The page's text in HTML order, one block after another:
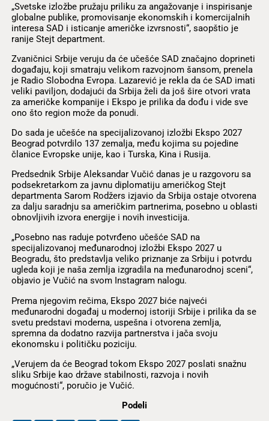
„Svetske izložbe pružaju priliku za angažovanje i inspirisanje
globalne publike, promovisanje ekonomskih i komercijalnih
interesa SAD i isticanje američke izvrsnosti“, saopštio je
ranije Stejt department.
Zvaničnici Srbije veruju da će učešće SAD značajno doprineti
događaju, koji smatraju velikom razvojnom šansom, prenela
je Radio Slobodna Evropa. Lazarević je rekla da će SAD imati
veliki paviljon, dodajući da Srbija želi da još šire otvori vrata
za američke kompanije i Ekspo je prilika da dođu i vide sve
ono što region može da ponudi.
Do sada je učešće na specijalizovanoj izložbi Ekspo 2027
Beograd potvrdilo 137 zemalja, među kojima su pojedine
članice Evropske unije, kao i Turska, Kina i Rusija.
Predsednik Srbije Aleksandar Vučić danas je u razgovoru sa
podsekretarkom za javnu diplomatiju američkog Stejt
departmenta Sarom Rodžers izjavio da Srbija ostaje otvorena
za dalju saradnju sa američkim partnerima, posebno u oblasti
obnovljivih izvora energije i novih investicija.
„Posebno nas raduje potvrđeno učešće SAD na
specijalizovanoj međunarodnoj izložbi Ekspo 2027 u
Beogradu, što predstavlja veliko priznanje za Srbiju i potvrdu
ugleda koji je naša zemlja izgradila na međunarodnoj sceni“,
objavio je Vučić na svom Instagram nalogu.
Prema njegovim rečima, Ekspo 2027 biće najveći
međunarodni događaj u modernoj istoriji Srbije i prilika da se
svetu predstavi moderna, uspešna i otvorena zemlja,
spremna da dodatno razvija partnerstva i jača svoju
ekonomsku i političku poziciju.
„Verujem da će Beograd tokom Ekspo 2027 poslati snažnu
sliku Srbije kao države stabilnosti, razvoja i novih
mogućnosti“, poručio je Vučić.
Podeli